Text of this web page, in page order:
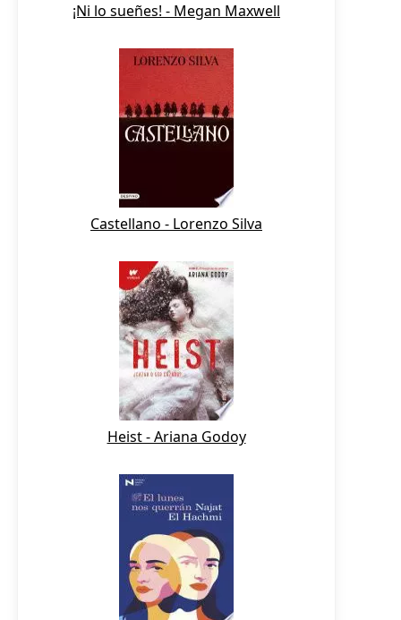
¡Ni lo sueñes! - Megan Maxwell
Castellano - Lorenzo Silva
Heist - Ariana Godoy